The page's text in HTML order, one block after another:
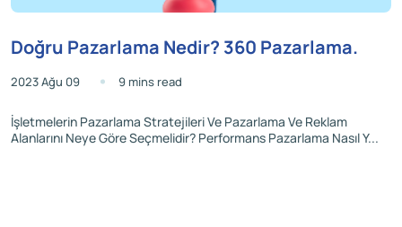
Doğru Pazarlama Nedir? 360 Pazarlama.
2023 Ağu 09 9 mins read
İşletmelerin Pazarlama Stratejileri Ve Pazarlama Ve Reklam
Alanlarını Neye Göre Seçmelidir? Performans Pazarlama Nasıl Y...